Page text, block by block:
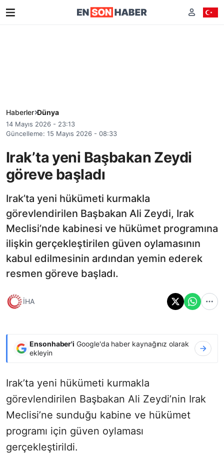
Haberler Dünya
14 Mayıs 2026 - 23:13
Güncelleme: 15 Mayıs 2026 - 08:33
Irak’ta yeni Başbakan Zeydi
göreve başladı
Irak’ta yeni hükümeti kurmakla
görevlendirilen Başbakan Ali Zeydi, Irak
Meclisi’nde kabinesi ve hükümet programına
ilişkin gerçekleştirilen güven oylamasının
kabul edilmesinin ardından yemin ederek
resmen göreve başladı.
İHA
Ensonhaber'i Google'da haber kaynağınız olarak
ekleyin
Irak’ta yeni hükümeti kurmakla
görevlendirilen Başbakan Ali Zeydi’nin Irak
Meclisi’ne sunduğu kabine ve hükümet
programı için güven oylaması
gerçekleştirildi.